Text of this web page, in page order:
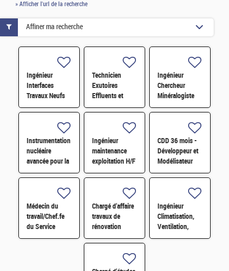
» Afficher l'url de la recherche
Ingénieur
Interfaces
Travaux Neufs
STEL H/F
Technicien
Exutoires
Effluents et
Déchets -
Ingénieur
Chercheur
Minéralogiste
H/F
Instrumentation
nucléaire
avancée pour la
mesure
environnement
contraint H/F
Ingénieur
maintenance
exploitation H/F
CDD 36 mois -
Développeur et
Modélisateur
Thermomécanique
Médecin du
travail/Chef.fe
du Service
Prévention et
Chargé d'affaire
travaux de
rénovation
Laboratoire 109
Ingénieur
Climatisation,
Ventilation,
Chauffage et
Affiner ma recherche